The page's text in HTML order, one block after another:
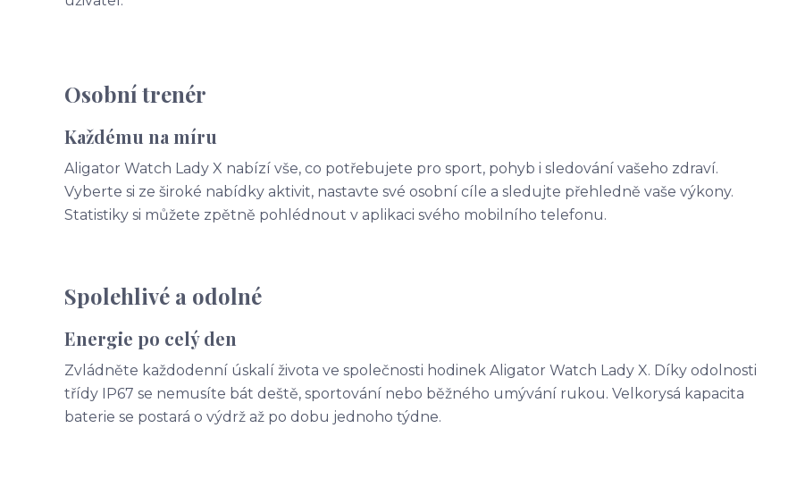
Osobní trenér
Každému na míru
Aligator Watch Lady X nabízí vše, co potřebujete pro sport, pohyb i sledování vašeho zdraví.
Vyberte si ze široké nabídky aktivit, nastavte své osobní cíle a sledujte přehledně vaše výkony.
Statistiky si můžete zpětně pohlédnout v aplikaci svého mobilního telefonu.
Spolehlivé a odolné
Energie po celý den
Zvládněte každodenní úskalí života ve společnosti hodinek Aligator Watch Lady X. Díky odolnosti
třídy IP67 se nemusíte bát deště, sportování nebo běžného umývání rukou. Velkorysá kapacita
baterie se postará o výdrž až po dobu jednoho týdne.